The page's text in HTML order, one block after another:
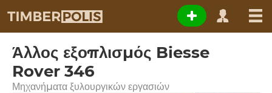
Άλλος εξοπλισμός Biesse
Rover 346
Μηχανήματα ξυλουργικών εργασιών